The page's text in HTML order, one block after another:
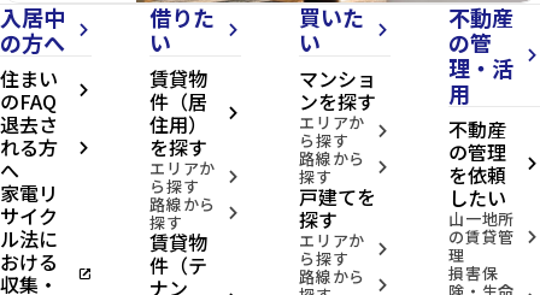
入居中
の方へ
arrow_forward_ios
住まい
のFAQ arrow_forward_ios
退去さ
れる方
へ
arrow_forward_ios
家電リ
サイク
ル法に
おける
収集・ open_in_new
借りた
い
arrow_forward_ios
賃貸物
件（居
住用）
を探す
arrow_forward_ios
エリアか
ら探す arrow_forward_ios
路線から
探す arrow_forward_ios
賃貸物
件（テ
ナン
買いた
い
arrow_forward_ios
マンショ
ンを探す
エリアか
ら探す arrow_forward_ios
路線から
探す arrow_forward_ios
戸建てを
探す
エリアか
ら探す arrow_forward_ios
路線から arrow_forward_ios
不動産
の管
理・活
用
arrow_forward_ios
不動産
の管理
を依頼
したい
arrow_forward_ios
山一地所
の賃貸管
理
arrow_forward_ios
損害保